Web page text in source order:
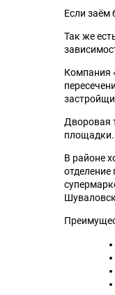
Если заём
Так же
Компания
Дворовая
площадки.
В районе